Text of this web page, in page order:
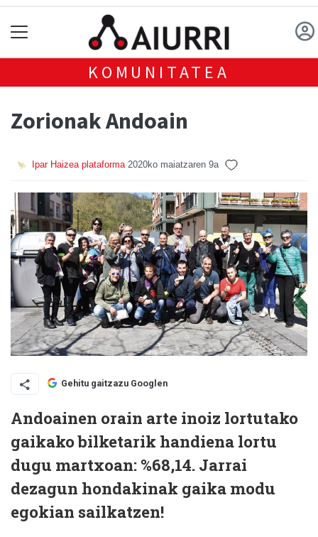
KOMUNITATEA
Zorionak Andoain
Ipar Haizea plataforma 2020ko maiatzaren 9a
Gehitu gaitzazu Googlen
Andoainen orain arte inoiz lortutako
gaikako bilketarik handiena lortu
dugu martxoan: %68,14. Jarrai
dezagun hondakinak gaika modu
egokian sailkatzen!